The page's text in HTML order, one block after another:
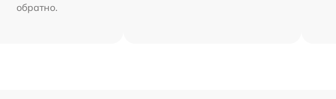
обратно.